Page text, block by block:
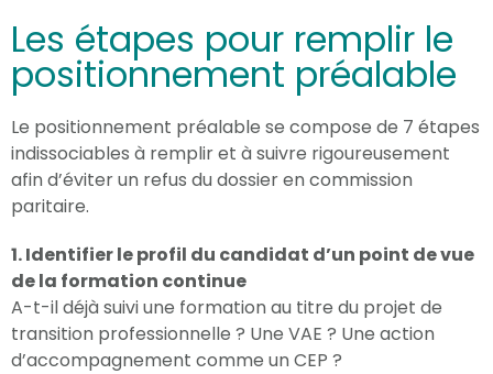
Les étapes pour remplir le
positionnement préalable
Le positionnement préalable se compose de 7 étapes
indissociables à remplir et à suivre rigoureusement
afin d’éviter un refus du dossier en commission
paritaire.
1. Identifier le profil du candidat d’un point de vue
de la formation continue
A-t-il déjà suivi une formation au titre du projet de
transition professionnelle ? Une VAE ? Une action
d’accompagnement comme un CEP ?